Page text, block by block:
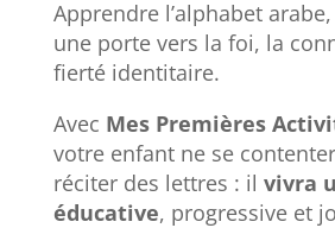
Apprendre l’alphabet
une porte vers la foi, la
fierté identitaire.
Avec Mes Premières
votre enfant ne se
réciter des lettres : il vivra
éducative, progressive et